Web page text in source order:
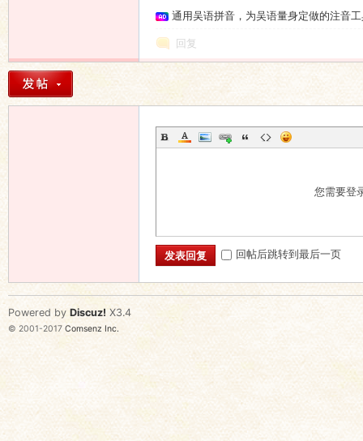
通用吴语拼音，为吴语量身定做的注音
回复
您需要登
发表回复 回帖后跳转到最后一页
Powered by Discuz! X3.4
© 2001-2017 Comsenz Inc.